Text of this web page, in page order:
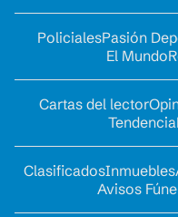
PolicialesPasión
El Mundo
Cartas del lector
Tendencia
ClasificadosInmuebles
Avisos